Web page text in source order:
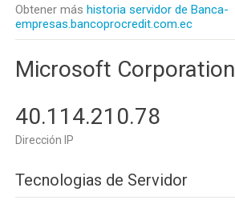
Obtener más historia servidor de Banca-
empresas.bancoprocredit.com.ec
Microsoft Corporation
40.114.210.78
Dirección IP
Tecnologias de Servidor